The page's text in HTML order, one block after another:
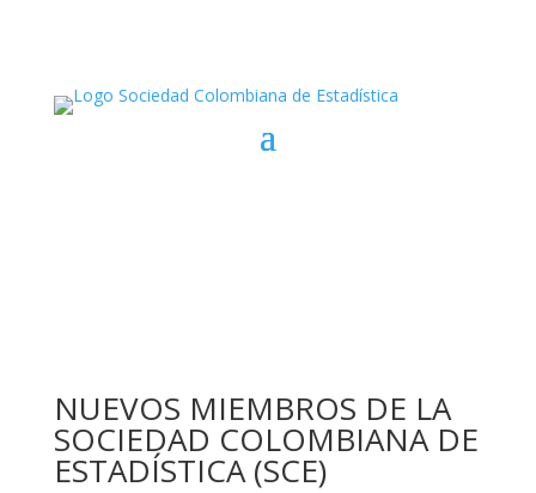
NUEVOS MIEMBROS DE LA
SOCIEDAD COLOMBIANA DE
ESTADÍSTICA (SCE)